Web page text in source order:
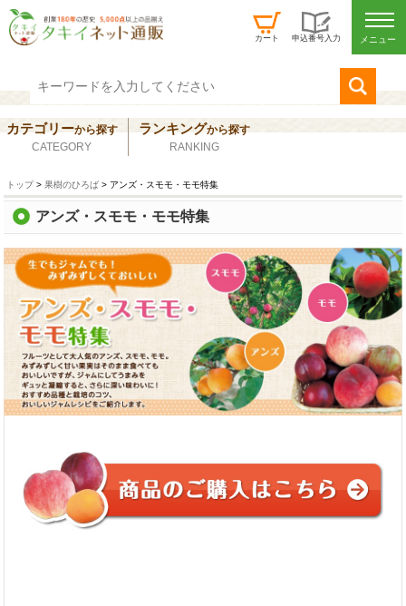
カート 申込番号入力
カテゴリーから探す
CATEGORY
ランキングから探す
RANKING
トップ> 果樹のひろば > アンズ・スモモ・モモ特集
アンズ・スモモ・モモ特集